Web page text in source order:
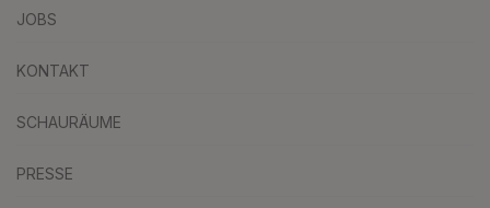
JOBS
KONTAKT
SCHAURÄUME
PRESSE